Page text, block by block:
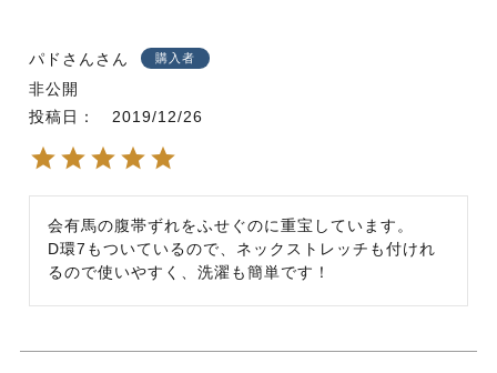
パドさん 購入者
非公開
投稿日
2019/12/26
会有馬の腹帯ずれをふせぐのに重宝しています。
D環7もついているので、ネックストレッチも付けれ
るので使いやすく、洗濯も簡単です！